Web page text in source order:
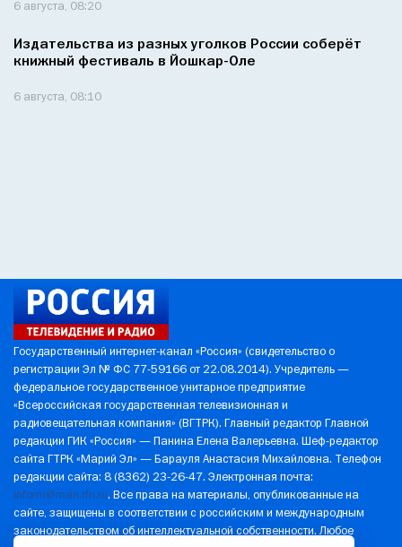
6 августа, 08:20
Издательства из разных уголков России соберёт
книжный фестиваль в Йошкар-Оле
6 августа, 08:10
Государственный интернет-канал «Россия» (свидетельство о
регистрации Эл № ФС 77-59166 от 22.08.2014). Учредитель —
федеральное государственное унитарное предприятие
«Всероссийская государственная телевизионная и
радиовещательная компания» (ВГТРК). Главный редактор Главной
редакции ГИК «Россия» — Панина Елена Валерьевна. Шеф-редактор
сайта ГТРК «Марий Эл» — Барауля Анастасия Михайловна. Телефон
редакции сайта: 8 (8362) 23-26-47. Электронная почта:
inform@mari.rfn.ru. Все права на материалы, опубликованные на
сайте, защищены в соответствии с российским и международным
законодательством об интеллектуальной собственности. Любое